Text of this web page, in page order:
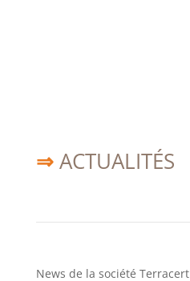
⇒ACTUALITÉS
News de la société Terracert